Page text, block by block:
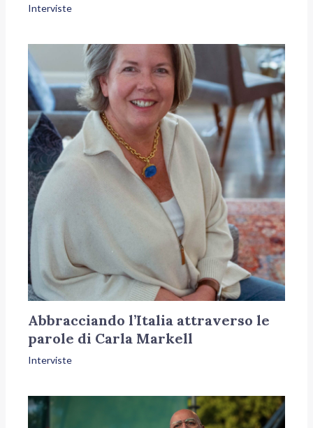
Interviste
Abbracciando l’Italia attraverso le
parole di Carla Markell
Interviste